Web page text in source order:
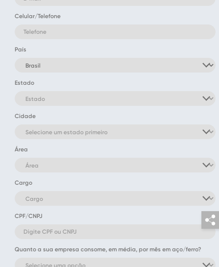
Celular/Telefone
País
Estado
Cidade
Área
Cargo
CPF/CNPJ
Quanto a sua empresa consome, em média, por mês em aço/ferro?